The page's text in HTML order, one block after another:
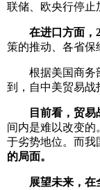
联储、欧央行停止
在进口方面，
策的推动、各省保
根据美国商务部
到，自中美贸易战
目前看，贸易
间内是难以改变
于劣势地位。而我
的局面。
展望未来，在